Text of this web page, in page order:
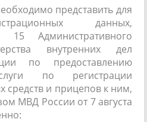
представить для
данных,
Административного
внутренних дел
по предоставлению
по регистрации
средств и прицепов к ним,
МВД России от 7 августа